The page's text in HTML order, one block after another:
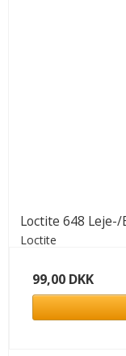
Loctite 648
Loctite
99,00 DKK